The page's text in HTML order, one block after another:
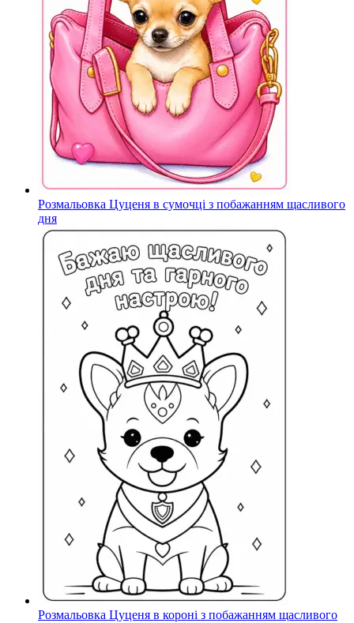
Розмальовка Цуценя в сумочці з побажанням щасливого
дня
Розмальовка Цуценя в короні з побажанням щасливого